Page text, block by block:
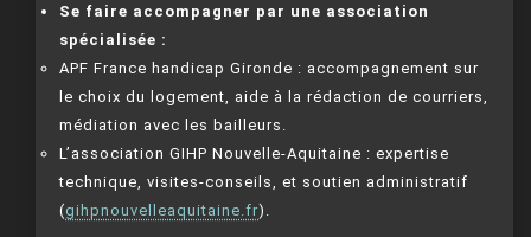
Se faire accompagner par une association
spécialisée :
APF France handicap Gironde : accompagnement sur
le choix du logement, aide à la rédaction de courriers,
médiation avec les bailleurs.
L’association GIHP Nouvelle-Aquitaine : expertise
technique, visites-conseils, et soutien administratif
(gihpnouvelleaquitaine.fr).